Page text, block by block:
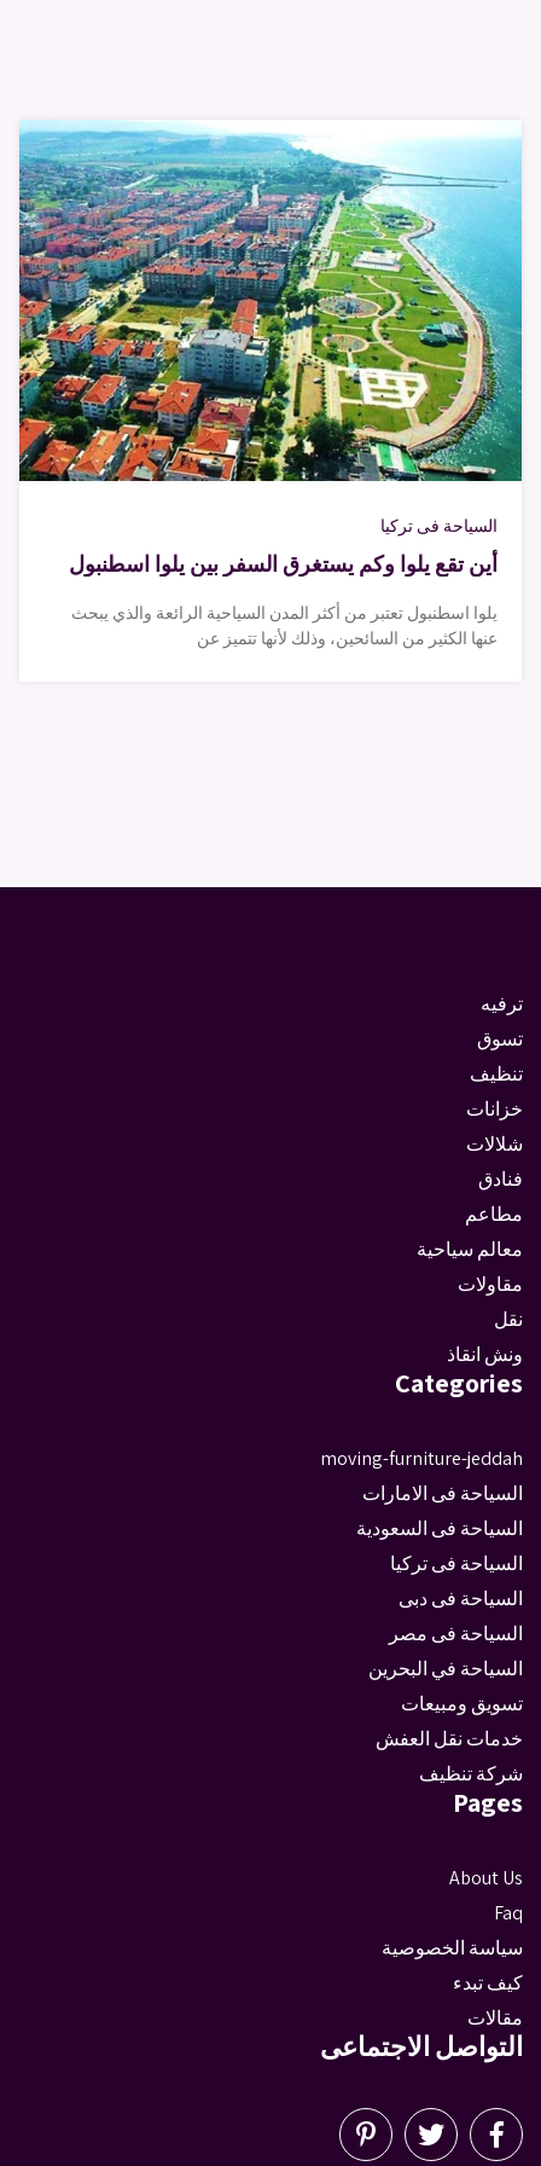
السياحة فى تركيا
أين تقع يلوا وكم يستغرق السفر بين يلوا اسطنبول
يلوا اسطنبول تعتبر من أكثر المدن السياحية الرائعة والذي يبحث
عنها الكثير من السائحين، وذلك لأنها تتميز عن
ترفيه
تسوق
تنظيف
خزانات
شلالات
فنادق
مطاعم
معالم سياحية
مقاولات
نقل
ونش انقاذ
Categories
moving-furniture-jeddah
السياحة فى الامارات
السياحة فى السعودية
السياحة فى تركيا
السياحة فى دبى
السياحة فى مصر
السياحة في البحرين
تسويق ومبيعات
خدمات نقل العفش
شركة تنظيف
Pages
About Us
Faq
سياسة الخصوصية
كيف تبدء
مقالات
التواصل الاجتماعى